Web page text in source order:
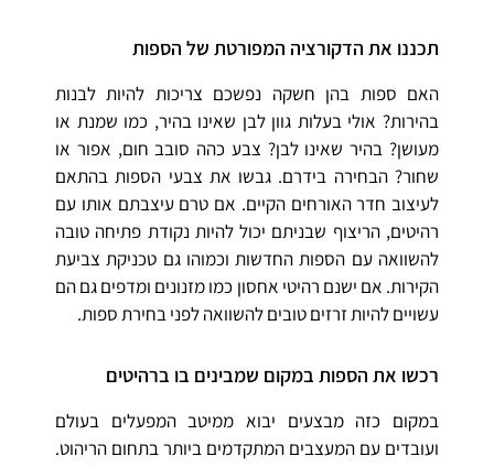
תכננו את הדקורציה המפורטת של הספות
האם ספות בהן חשקה נפשכם צריכות להיות לבנות
בהירות? אולי בעלות גוון לבן שאינו בהיר, כמו שמנת או
מעושן? בהיר שאינו לבן? צבע כהה סובב חום, אפור או
שחור? הבחירה בידרם. גבשו את צבעי הספות בהתאם
לעיצוב חדר האורחים הקיים. אם טרם עיצבתם אותו עם
רהיטים, הריצוף שבניתם יכול להיות נקודת פתיחה טובה
להשוואה עם הספות החדשות וכמוהו גם טכניקת צביעת
הקירות. אם ישנם רהיטי אחסון כמו מזנונים ומדפים גם הם
עשויים להיות זרזים טובים להשוואה לפני בחירת ספות.
רכשו את הספות במקום שמבינים בו ברהיטים
במקום כזה מבצעים יבוא ממיטב המפעלים בעולם
ועובדים עם המעצבים המתקדמים ביותר בתחום הריהוט.